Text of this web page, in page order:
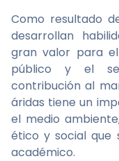
Como resultado
desarrollan
gran valor para
público y el
contribución al
áridas tiene un
el medio
ético y social que
académico.